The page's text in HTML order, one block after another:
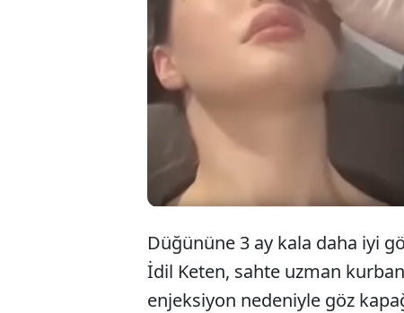
düştü.
Düğününe 3 ay kala daha iyi
İdil Keten, sahte uzman
enjeksiyon nedeniyle göz